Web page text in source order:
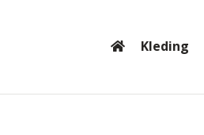
Kleding